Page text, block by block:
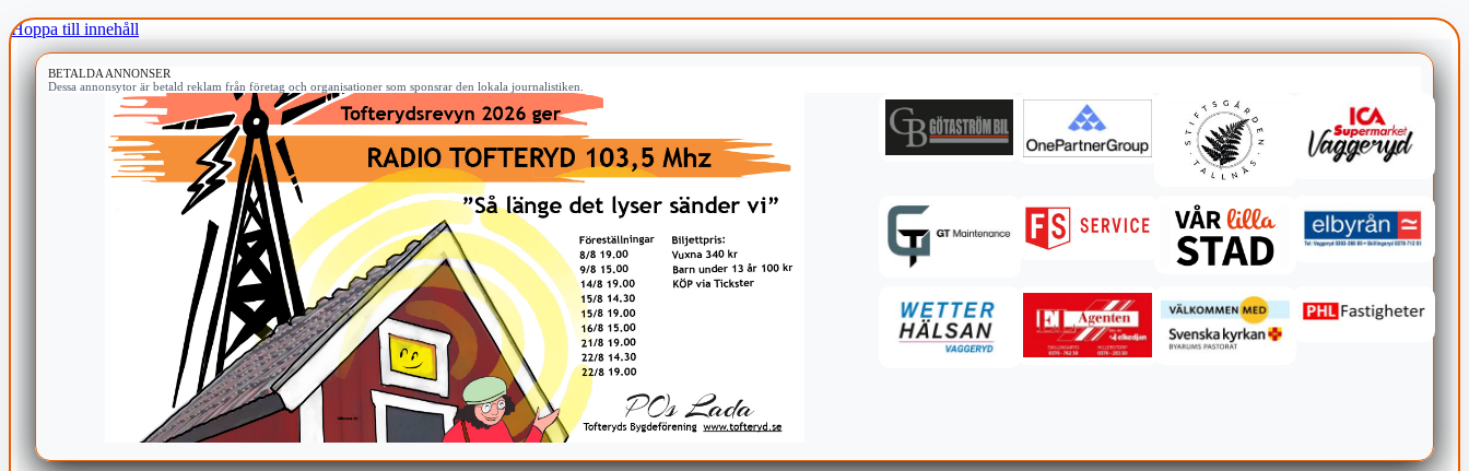
Hoppa till innehåll
BETALDA ANNONSER
Dessa annonsytor är betald reklam från företag och organisationer som sponsrar den lokala journalistiken.